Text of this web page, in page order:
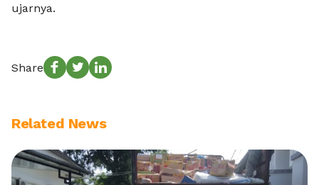
ujarnya.
Share
Related News